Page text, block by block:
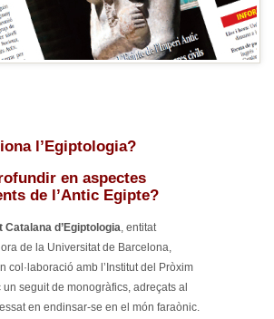
l’Egiptologia?
en aspectes
de l’Antic Egipte?
Catalana d’Egiptologia, entitat
de la Universitat de Barcelona,
col·laboració amb l’Institut del Pròxim
un seguit de monogràfics, adreçats al
en endinsar-se en el món faraònic.